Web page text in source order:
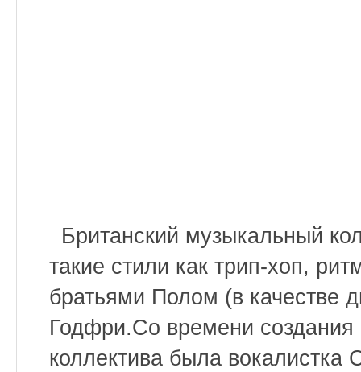
Британский музыкальный
такие стили как трип-хоп,
братьями Полом (в качестве
Годфри.Со времени создания
коллектива была